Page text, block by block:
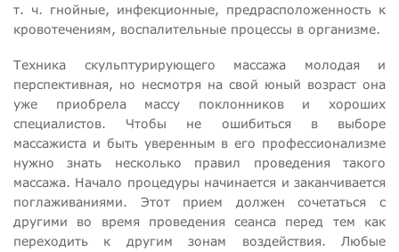
т. ч. гнойные, инфекционные, предрасположенность к
кровотечениям, воспалительные процессы в организме.
Техника скульптурирующего массажа молодая и
перспективная, но несмотря на свой юный возраст она
уже приобрела массу поклонников и хороших
специалистов. Чтобы не ошибиться в выборе
массажиста и быть уверенным в его профессионализме
нужно знать несколько правил проведения такого
массажа. Начало процедуры начинается и заканчивается
поглаживаниями. Этот прием должен сочетаться с
другими во время проведения сеанса перед тем как
переходить к другим зонам воздействия. Любые